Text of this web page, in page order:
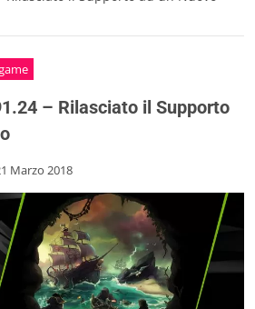
– Rilasciato il Supporto
Marzo 2018